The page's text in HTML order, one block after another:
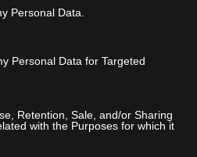
Personal Data.
Personal Data for Targeted
Retention, Sale, and/or Sharing
with the Purposes for which it